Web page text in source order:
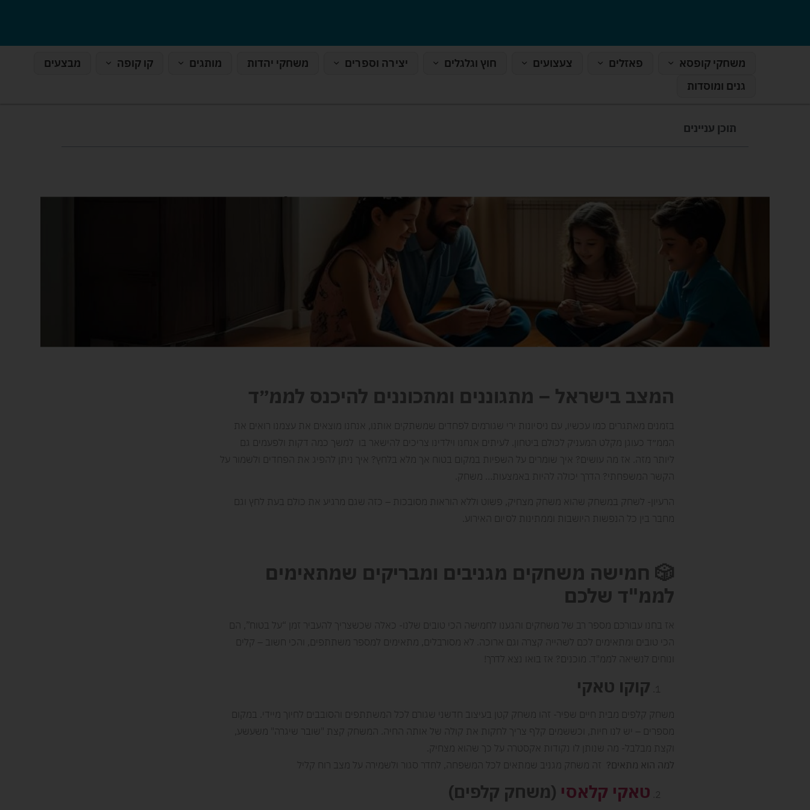
משחקי קופסא פאזלים צעצועים חוץ וגלגלים יצירה וספרים משחקי יהדות מותגים קו קופה
מבצעים
גנים ומוסדות
תוכן עניינים
חמישה משחקים מגניבים שמתאימים לממד
המצב בישראל – מתגוננים ומתכוננים להיכנס לממ״ד
בזמנים מאתגרים כמו עכשיו, עם ניסיונות ירי שגורמים לפחדים שמשתקים אותנו, אנחנו מוצאים את עצמנו רואים את
הממ״ד כעוגן מקלט המעניק לכולם ביטחון. לעיתים אנחנו וילדינו צריכים להישאר בו למשך כמה דקות ולפעמים גם
ליותר מזה. אז מה עושים? איך שומרים על השפיות במקום בטוח אך מלא בלחץ? איך ניתן להפיג את הפחדים ולשמור על
הקשר המשפחתי? הדרך יכולה להיות באמצעות… משחק.
הרעיון- לשחק במשחק שהוא משחק מצחיק, פשוט וללא הוראות מסובכות – כזה שגם מרגיע את כולם בעת לחץ וגם
מחבר בין כל הנפשות היושבות וממתינות לסיום האירוע.
🎲 חמישה משחקים מגניבים ומבריקים שמתאימים
לממ"ד שלכם
אז בחנו עבורכם מספר רב של משחקים והגענו לחמישה הכי טובים שלנו- כאלה שכשצריך להעביר זמן “על בטוח”, הם
הכי טובים ומתאימים לכם לשהייה קצרה וגם ארוכה. לא מסורבלים, מתאימים למספר משתתפים, והכי חשוב – קלים
ונוחים לנשיאה לממ"ד. מוכנים? אז בואו נצא לדרך!
קוקו טאקי
משחק קלפים מבית חיים שפיר- זהו משחק קטן בעיצוב חדשני שגורם לכל המשתתפים והסובבים לחיוך מיידי. במקום
מספרים – יש לנו חיות, וכששמים קלף צריך לחקות את קולה של אותה החיה. המשחק קצת "שובר שיגרה" משעשע,
וקצת מבלבל- מה שנותן לו נקודות אקסטרה על כך שהוא מצחיק.
למה הוא מתאים? זה משחק מגניב שמתאים לכל המשפחה, לחדר סגור ולשמירה על מצב רוח קליל
טאקי קלאסי (משחק קלפים)